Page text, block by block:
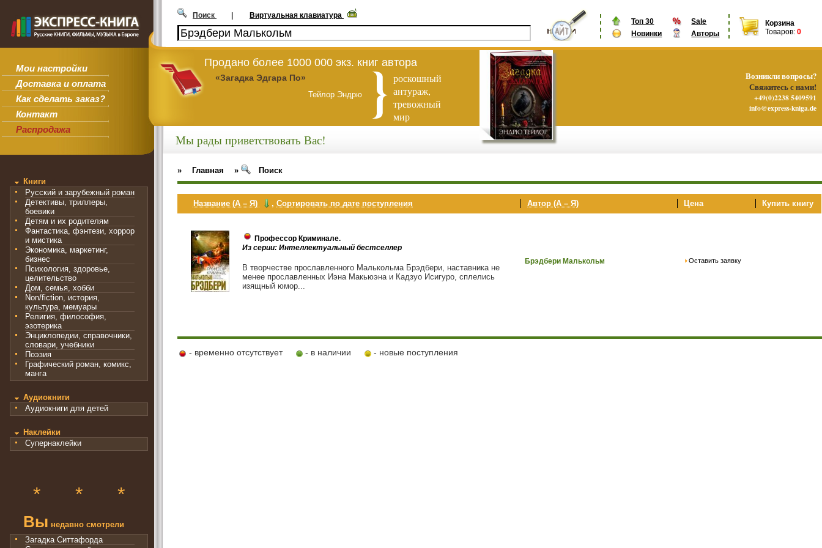
Мои настройки
Доставка и оплата
Как сделать заказ?
Контакт
Распродажа
Топ 30
Sale
Новинки
Авторы
Корзина
Товаров: 0
Поиск | Виртуальная клавиатура
Продано более 1000 000 экз. книг автора
«Загадка Эдгара По»
Тейлор Эндрю
роскошный
антураж,
тревожный
мир
Книги
Русский и зарубежный роман
Детективы, триллеры,
боевики
Детям и их родителям
Фантастика, фэнтези, хоррор
и мистика
Экономика, маркетинг,
бизнес
Психология, здоровье,
целительство
Дом, семья, хобби
Non/fiction, история,
культура, мемуары
Религия, философия,
эзотерика
Энциклопедии, справочники,
словари, учебники
Поэзия
Графический роман, комикс,
манга
Аудиокниги
Аудиокниги для детей
Наклейки
Супернаклейки
* * *
Вы недавно смотрели
Загадка Ситтафорда
Мы рады приветствовать Вас!
» Главная » Поиск
Название (А – Я) ,Сортировать по дате поступления Автор (А – Я) Цена Купить книгу
Профессор Криминале.
Из серии: Интеллектуальный бестселлер
В творчестве прославленного Малькольма Брэдбери, наставника не
менее прославленных Иэна Макьюэна и Кадзуо Исигуро, сплелись
изящный юмор...
Брэдбери Малькольм Оставить заявку
- временно отсутствует - в наличии - новые поступления
Возникли вопросы?
Свяжитесь с нами!
+49(0)2238 5409591
info@express-kniga.de